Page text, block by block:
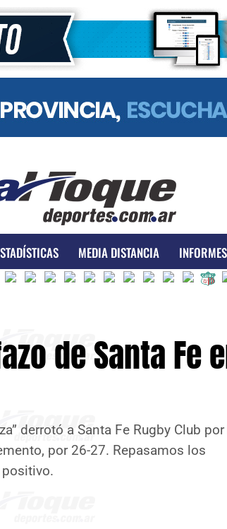
MEDIA DISTANCIA
de Santa Fe
derrotó a Santa Fe Rugby Club
por 26-27. Repasamos los